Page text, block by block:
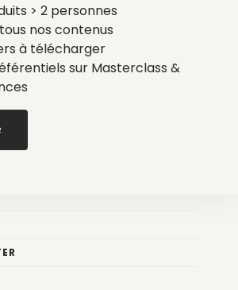
SERVICES
> 2 personnes
nos contenus
à télécharger
sur Masterclass &